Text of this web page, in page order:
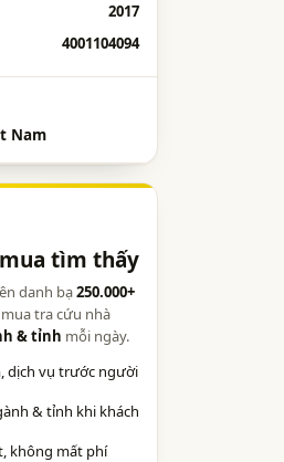
2017
4001104094
Nam
tìm thấy
danh bạ250.000+
tra cứu nhà
& tỉnh mỗi ngày.
dịch vụ trước người
& tỉnh khi khách
không mất phí